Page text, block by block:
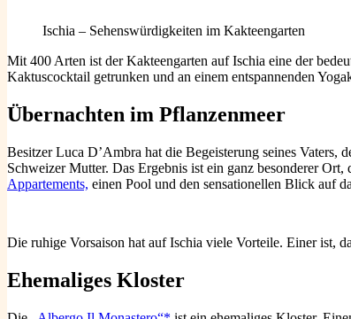
Ischia – Sehenswürdigkeiten im Kakteengarten
Mit 400 Arten ist der Kakteengarten auf Ischia eine der
Kaktuscocktail getrunken und an einem entspannenden
Übernachten im Pflanzenmeer
Besitzer Luca D’Ambra hat die Begeisterung seines
Schweizer Mutter. Das Ergebnis ist ein ganz besonderer
Appartements, einen Pool und den sensationellen Blick auf
Die ruhige Vorsaison hat auf Ischia viele Vorteile. Einer ist,
Ehemaliges Kloster